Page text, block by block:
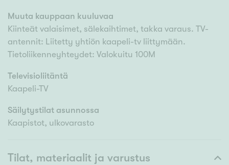
Muuta kauppaan kuuluvaa
Kiinteät valaisimet, sälekaihtimet, takka varaus. TV-
antennit: Liitetty yhtiön kaapeli-tv liittymään.
Tietoliikenneyhteydet: Valokuitu 100M
Televisioliitäntä
Kaapeli-TV
Säilytystilat asunnossa
Kaapistot, ulkovarasto
Tilat, materiaalit ja varustus